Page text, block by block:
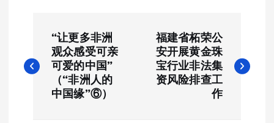
章
“让更多非洲
观众感受可亲
可爱的中国”
（“非洲人的
中国缘”⑥）
福建省柘荣公
安开展黄金珠
宝行业非法集
资风险排查工
作